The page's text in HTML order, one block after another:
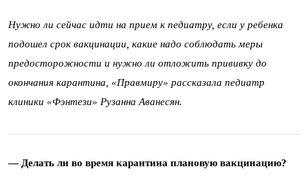
Нужно ли сейчас идти на прием к педиатру, если у ребенка
подошел срок вакцинации, какие надо соблюдать меры
предосторожности и нужно ли отложить прививку до
окончания карантина, «Правмиру» рассказала педиатр
клиники «Фэнтези» Рузанна Аванесян.
— Делать ли во время карантина плановую вакцинацию?